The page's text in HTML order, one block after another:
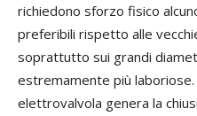
richiedono sforzo fisico
preferibili rispetto alle
soprattutto sui grandi
estremamente più
elettrovalvola genera la